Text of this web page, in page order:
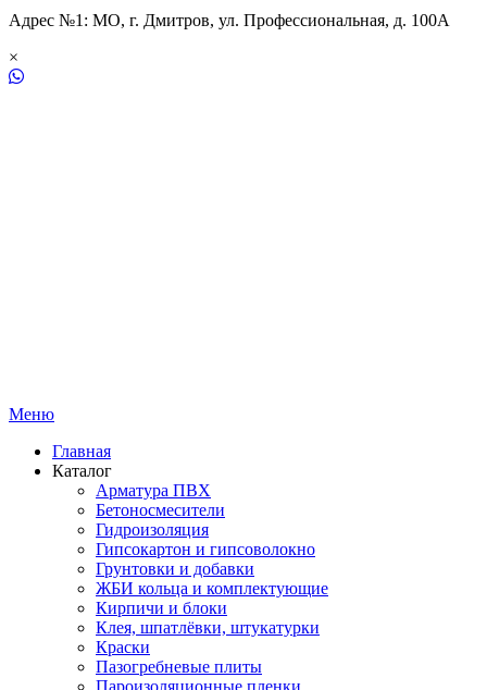
Адрес №1: МО, г. Дмитров, ул. Профессиональная, д. 100А
×
Меню
Главная
Каталог
Арматура ПВХ
Бетоносмесители
Гидроизоляция
Гипсокартон и гипсоволокно
Грунтовки и добавки
ЖБИ кольца и комплектующие
Кирпичи и блоки
Клея, шпатлёвки, штукатурки
Краски
Пазогребневые плиты
Пароизоляционные пленки